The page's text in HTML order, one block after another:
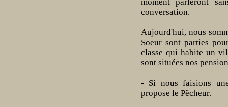
conversation.
Aujourd'hui, nous
Soeur sont parties
classe qui habite un
sont situées nos
- Si nous faisions
propose le Pêcheur.